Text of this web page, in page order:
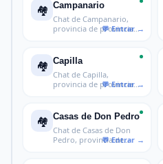
🏘️ Campanario
Chat de Campanario,
provincia de provincia
🏘️ Capilla
Chat de Capilla,
provincia de provincia
🏘️ Casas de Don Pedro
Chat de Casas de Don
Pedro, provincia de